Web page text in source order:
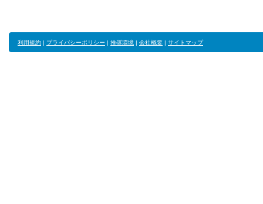
利用規約 | プライバシーポリシー | 推奨環境 | 会社概要 | サイトマップ